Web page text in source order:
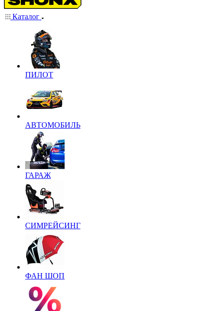
Каталог
ПИЛОТ
АВТОМОБИЛЬ
ГАРАЖ
СИМРЕЙСИНГ
ФАН ШОП